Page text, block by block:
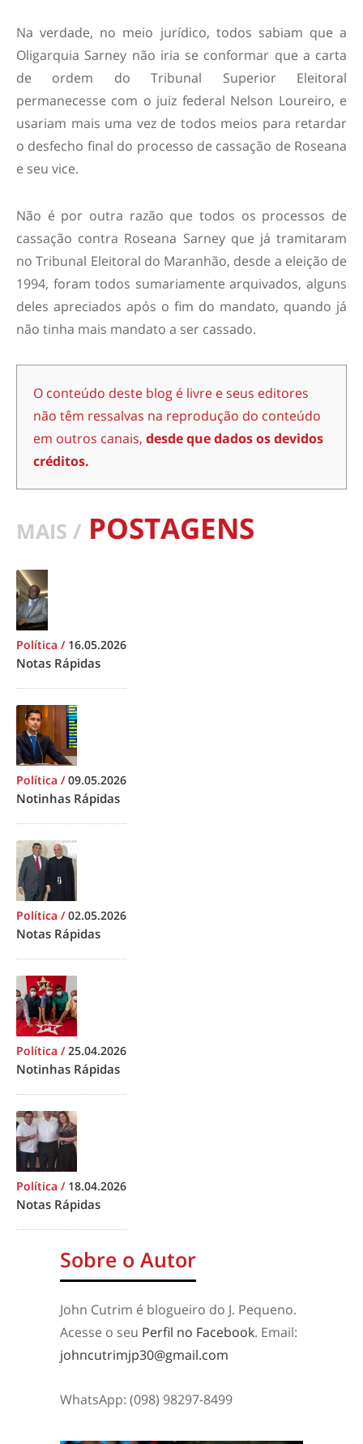
Na verdade, no meio jurídico, todos sabiam que a
Oligarquia Sarney não iria se conformar que a carta
de ordem do Tribunal Superior Eleitoral
permanecesse com o juiz federal Nelson Loureiro, e
usariam mais uma vez de todos meios para retardar
o desfecho final do processo de cassação de Roseana
e seu vice.
Não é por outra razão que todos os processos de
cassação contra Roseana Sarney que já tramitaram
no Tribunal Eleitoral do Maranhão, desde a eleição de
1994, foram todos sumariamente arquivados, alguns
deles apreciados após o fim do mandato, quando já
não tinha mais mandato a ser cassado.
O conteúdo deste blog é livre e seus editores
não têm ressalvas na reprodução do conteúdo
em outros canais, desde que dados os devidos
créditos.
MAIS / POSTAGENS
Política / 16.05.2026
Notas Rápidas
Política /09.05.2026
Notinhas Rápidas
Política /02.05.2026
Notas Rápidas
Política /25.04.2026
Notinhas Rápidas
Política / 18.04.2026
Notas Rápidas
Sobre o Autor
John Cutrim é blogueiro do J. Pequeno.
Acesse o seu Perfil no Facebook. Email:
johncutrimjp30@gmail.com
WhatsApp: (098) 98297-8499